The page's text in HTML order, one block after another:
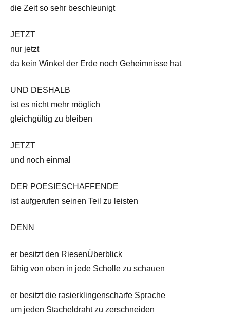
die Zeit so sehr beschleunigt
JETZT
nur jetzt
da kein Winkel der Erde noch Geheimnisse hat
UND DESHALB
ist es nicht mehr möglich
gleichgültig zu bleiben
JETZT
und noch einmal
DER POESIESCHAFFENDE
ist aufgerufen seinen Teil zu leisten
DENN
er besitzt den RiesenÜberblick
fähig von oben in jede Scholle zu schauen
er besitzt die rasierklingenscharfe Sprache
um jeden Stacheldraht zu zerschneiden